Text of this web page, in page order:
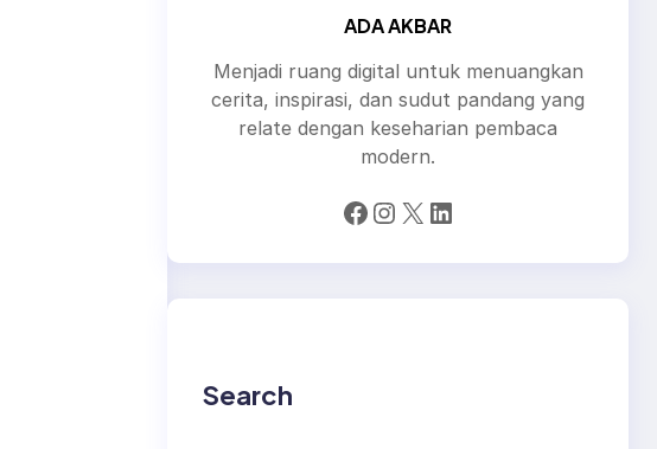
ADA AKBAR
Menjadi ruang digital untuk menuangkan
cerita, inspirasi, dan sudut pandang yang
relate dengan keseharian pembaca
modern.
Facebook Instagram X LinkedIn
Search